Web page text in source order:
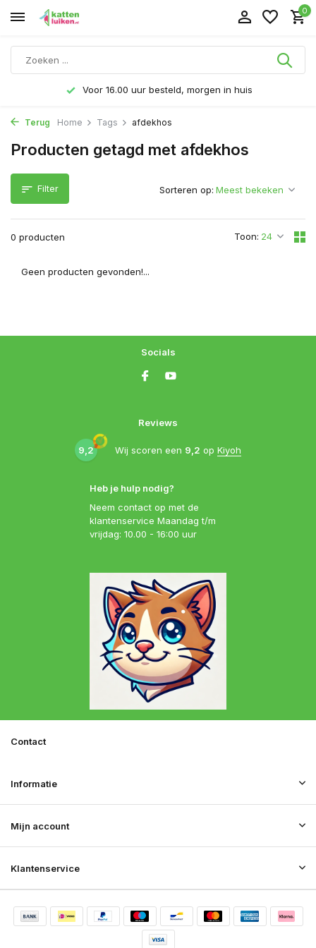
0
Voor 16.00 uur besteld, morgen in huis
Terug Home Tags afdekhos
Producten getagd met afdekhos
Filter
0 producten Toon:
Sorteren op:
Geen producten gevonden!...
Heb je hulp nodig?
Neem contact op met de
klantenservice Maandag t/m
vrijdag: 10.00 - 16:00 uur
Reviews
9,2 Wij scoren een 9,2 op Kiyoh
Socials
Klantenservice
Mijn account
Informatie
Contact